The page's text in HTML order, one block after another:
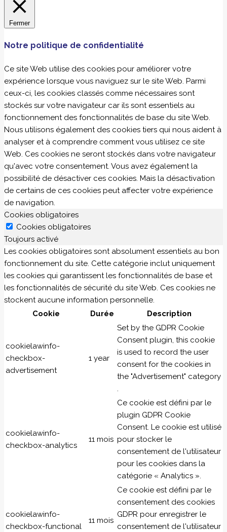
Fermer
Notre politique de confidentialité
Ce site Web utilise des cookies pour améliorer votre
expérience lorsque vous naviguez sur le site Web. Parmi
ceux-ci, les cookies classés comme nécessaires sont
stockés sur votre navigateur car ils sont essentiels au
fonctionnement des fonctionnalités de base du site Web.
Nous utilisons également des cookies tiers qui nous aident à
analyser et à comprendre comment vous utilisez ce site
Web. Ces cookies ne seront stockés dans votre navigateur
qu'avec votre consentement. Vous avez également la
possibilité de désactiver ces cookies. Mais la désactivation
de certains de ces cookies peut affecter votre expérience
de navigation.
Cookies obligatoires
Cookies obligatoires
Toujours activé
Les cookies obligatoires sont absolument essentiels au bon
fonctionnement du site. Cette catégorie inclut uniquement
les cookies qui garantissent les fonctionnalités de base et
les fonctionnalités de sécurité du site Web. Ces cookies ne
stockent aucune information personnelle.
Cookie
Durée Description
cookielawinfo-
checkbox-
advertisement
1 year
Set by the GDPR Cookie
Consent plugin, this cookie
is used to record the user
consent for the cookies in
the "Advertisement" category
.
cookielawinfo-
checkbox-analytics
11 mois
Ce cookie est défini par le
plugin GDPR Cookie
Consent. Le cookie est utilisé
pour stocker le
consentement de l'utilisateur
pour les cookies dans la
catégorie « Analytics ».
cookielawinfo-
checkbox-functional
11 mois
Ce cookie est défini par le
consentement des cookies
GDPR pour enregistrer le
consentement de l'utilisateur